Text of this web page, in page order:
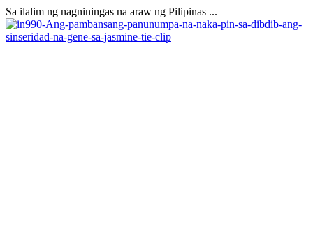
Sa ilalim ng nagniningas na araw ng Pilipinas ...